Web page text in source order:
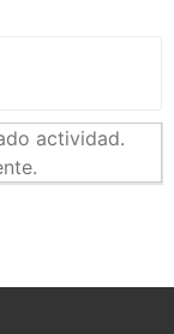
actividad.